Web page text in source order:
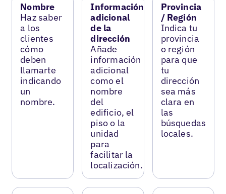
Nombre
Haz saber
a los
clientes
cómo
deben
llamarte
indicando
un
nombre.
Información
adicional
de la
dirección
Añade
información
adicional
como el
nombre
del
edificio, el
piso o la
unidad
para
facilitar la
localización.
Provincia
/ Región
Indica tu
provincia
o región
para que
tu
dirección
sea más
clara en
las
búsquedas
locales.